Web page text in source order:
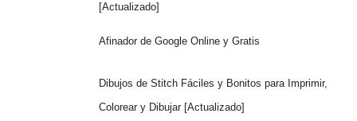
[Actualizado]
Afinador de Google Online y Gratis
Dibujos de Stitch Fáciles y Bonitos para Imprimir,
Colorear y Dibujar [Actualizado]